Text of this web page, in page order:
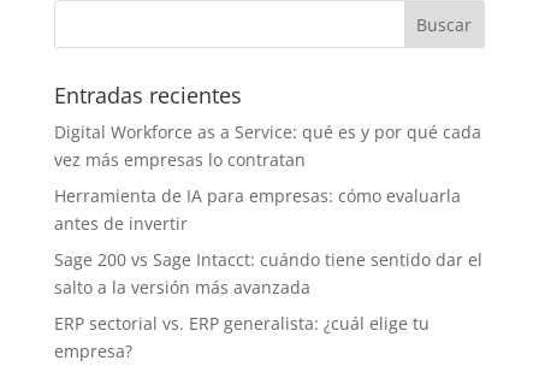
Entradas recientes
Digital Workforce as a Service: qué es y por qué cada
vez más empresas lo contratan
Herramienta de IA para empresas: cómo evaluarla
antes de invertir
Sage 200 vs Sage Intacct: cuándo tiene sentido dar el
salto a la versión más avanzada
ERP sectorial vs. ERP generalista: ¿cuál elige tu
empresa?